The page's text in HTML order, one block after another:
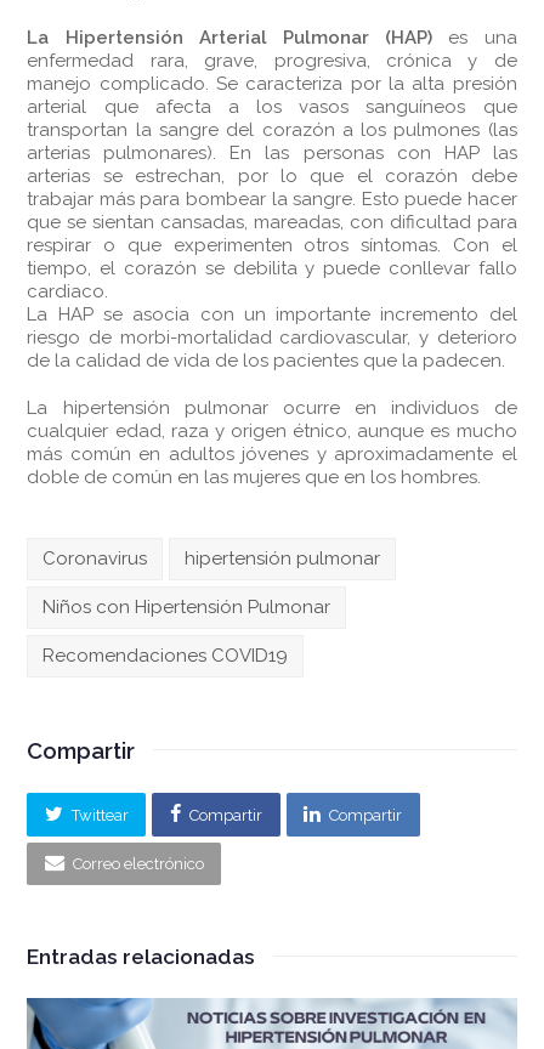
La Hipertensión Arterial Pulmonar (HAP) es una
enfermedad rara, grave, progresiva, crónica y de
manejo complicado. Se caracteriza por la alta presión
arterial que afecta a los vasos sanguíneos que
transportan la sangre del corazón a los pulmones (las
arterias pulmonares). En las personas con HAP las
arterias se estrechan, por lo que el corazón debe
trabajar más para bombear la sangre. Esto puede hacer
que se sientan cansadas, mareadas, con dificultad para
respirar o que experimenten otros síntomas. Con el
tiempo, el corazón se debilita y puede conllevar fallo
cardiaco.
La HAP se asocia con un importante incremento del
riesgo de morbi-mortalidad cardiovascular, y deterioro
de la calidad de vida de los pacientes que la padecen.
La hipertensión pulmonar ocurre en individuos de
cualquier edad, raza y origen étnico, aunque es mucho
más común en adultos jóvenes y aproximadamente el
doble de común en las mujeres que en los hombres.
Coronavirus hipertensión pulmonar
Niños con Hipertensión Pulmonar
Recomendaciones COVID19
Compartir
Twittear Compartir Compartir
Correo electrónico
Entradas relacionadas